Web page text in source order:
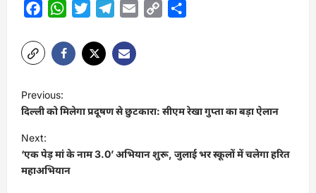
FacebookWhatsAppTwitterTelegram
Email
Copy
P
o
s
t
n
Previous:
दिल्ली को मिलेगा प्रदूषण से छुटकारा: सीएम रेखा गुप्ता का बड़ा ऐलान
Next:
‘एक पेड़ मां के नाम 3.0’ अभियान शुरू, जुलाई भर स्कूलों में चलेगा हरित
महाअभियान